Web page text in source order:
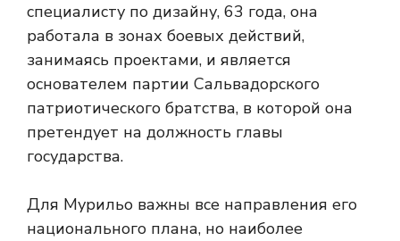
специалисту по дизайну, 63 года, она
работала в зонах боевых действий,
занимаясь проектами, и является
основателем партии Сальвадорского
патриотического братства, в которой она
претендует на должность главы
государства.
Для Мурильо важны все направления его
национального плана, но наиболее